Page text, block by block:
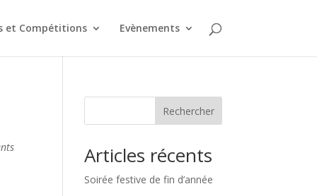
et Compétitions Evènements
Rechercher
Articles récents
Soirée festive de fin d’année